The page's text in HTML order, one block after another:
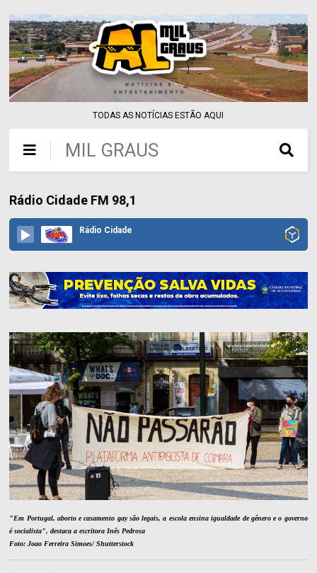
TODAS AS NOTÍCIAS ESTÃO AQUI
MIL GRAUS
Rádio Cidade FM 98,1
Rádio Cidade
"Em Portugal, aborto e casamento gay são legais, a escola ensina igualdade de gênero e o governo
é socialista", destaca a escritora Inês Pedrosa
Foto: Joao Ferreira Simoes/ Shutterstock